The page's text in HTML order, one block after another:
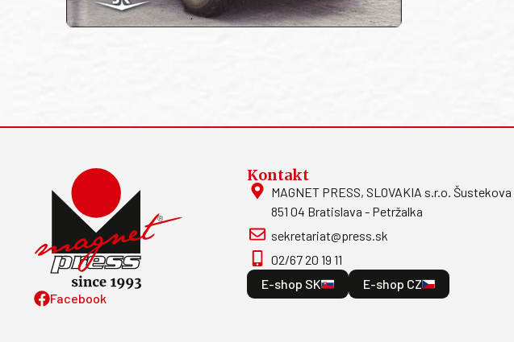
Facebook
Kontakt
MAGNET PRESS, SLOVAKIA s.r.o. Šustekova
851 04 Bratislava - Petržalka
sekretariat@press.sk
02/67 20 19 11
E-shop SK
E-shop CZ